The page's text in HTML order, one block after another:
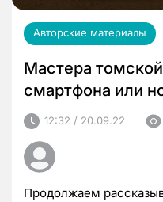
Авторские материалы
Мастера
смартфона или
12:32 / 20.09.22
Продолжаем